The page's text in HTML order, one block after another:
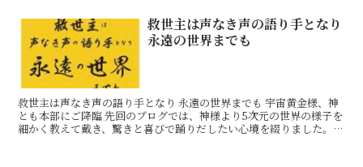
救世主は声なき声の語り手となり
永遠の世界までも
救世主は声なき声の語り手となり 永遠の世界までも 宇宙黄金様、神
とも本部にご降臨 先回のブログでは、神様より5次元の世界の様子を
細かく教えて戴き、驚きと喜びで踊りだしたい心境を綴りました。神